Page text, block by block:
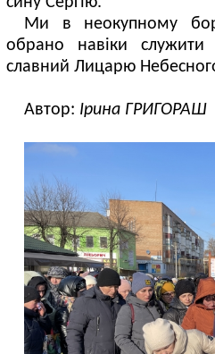
Ми в неокупному
обрано навіки
славний Лицарю
Автор: Ірина ГРИГОРАШ